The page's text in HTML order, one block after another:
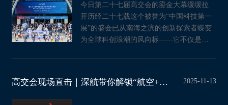
今日第二十七届高交会的鎏金大幕缓缓拉
开历经二十七载这个被誉为“中国科技第一
展”的盛会已从南海之滨的创新探索者蝶变
为全球科创浪潮的风向标——它不仅是前
高交会现场直击｜深航带你解锁“航空+AI”硬核科技盛宴！ 2025-11-13